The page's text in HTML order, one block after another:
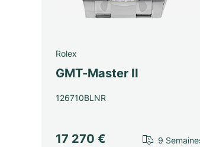
Rolex
GMT-Master II
126710BLNR
17 270 € 9